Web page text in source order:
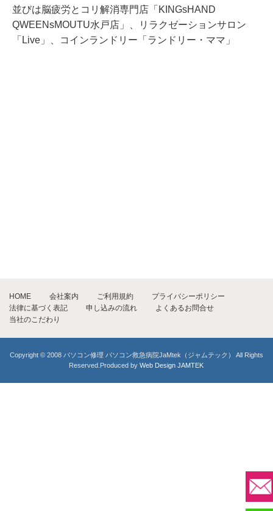
並びは脳疲労とコリ解消専門店「KINGsHAND
QWEENsMOUTU水戸店」、リラクゼーションサロン
「Live」、コインランドリー「ランドリー・ママ」
HOME 会社案内 ご利用規約
プライバシーポリシー
法律に基づく表記
申し込みの流れ
よくあるお問合せ
当社のこだわり
Copyright © 2008 パソコン修理 パソコン救急病院JaMtek（ジャムテック） All Rights
Reserved.Produced byWeb Design JAMTEK